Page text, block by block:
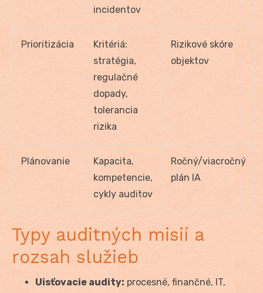
incidentov
Prioritizácia
Kritériá:
stratégia,
regulačné
dopady,
tolerancia
rizika
Rizikové skóre
objektov
Plánovanie
Kapacita,
kompetencie,
cykly auditov
Ročný/viacročný
plán IA
Typy auditných misií a
rozsah služieb
Uisťovacie audity: procesné, finančné, IT,